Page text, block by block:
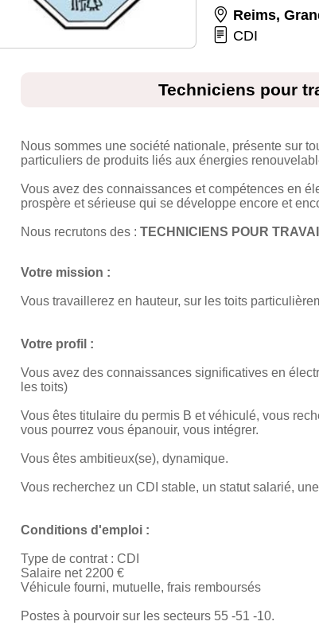
Reims,
CDI
Techniciens pour
Nous sommes une société nationale, présente sur
particuliers de produits liés aux énergies
Vous avez des connaissances et compétences en
prospère et sérieuse qui se développe encore et
Nous recrutons des : TECHNICIENS POUR
Votre mission :
Vous travaillerez en hauteur, sur les toits
Votre profil :
Vous avez des connaissances significatives en
les toits)
Vous êtes titulaire du permis B et véhiculé, vous
vous pourrez vous épanouir, vous intégrer.
Vous êtes ambitieux(se), dynamique.
Vous recherchez un CDI stable, un statut salarié,
Conditions d'emploi :
Type de contrat : CDI
Salaire net 2200 €
Véhicule fourni, mutuelle, frais remboursés
Postes à pourvoir sur les secteurs 55 -51 -10.